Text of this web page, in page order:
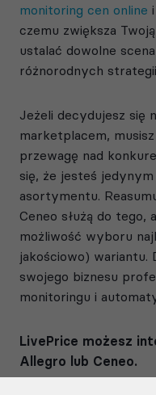
monitoring cen online
czemu zwiększa
ustalać dowolne
różnorodnych
Jeżeli decydujesz się
marketplacem,
przewagę nad
się, że jesteś
asortymentu.
Ceneo służą do
możliwość wyboru
jakościowo)
swojego biznesu
monitoringu i
LivePrice możesz
Allegro lub Ceneo.